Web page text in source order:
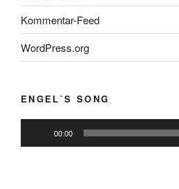
Kommentar-Feed
WordPress.org
ENGEL`S SONG
00:00